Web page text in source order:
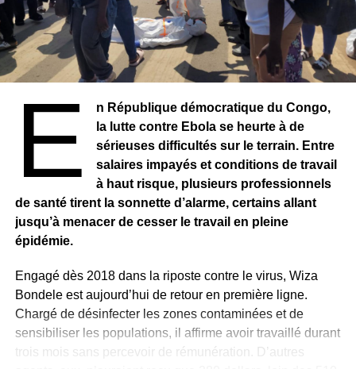
E
n République démocratique du Congo,
la lutte contre Ebola se heurte à de
sérieuses difficultés sur le terrain. Entre
salaires impayés et conditions de travail
à haut risque, plusieurs professionnels
de santé tirent la sonnette d’alarme, certains allant
jusqu’à menacer de cesser le travail en pleine
épidémie.
Engagé dès 2018 dans la riposte contre le virus, Wiza
Bondele est aujourd’hui de retour en première ligne.
Chargé de désinfecter les zones contaminées et de
sensibiliser les populations, il affirme avoir travaillé durant
trois mois sans percevoir de rémunération. D’autres